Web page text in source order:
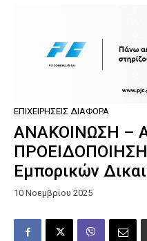
ΕΠΙΧΕΙΡΉΣΕΙΣ ΔΙΆΦΟΡΑ
ΑΝΑΚΟΙΝΩΣΗ –
Εμπορικών
10 Νοεμβρίου 2025